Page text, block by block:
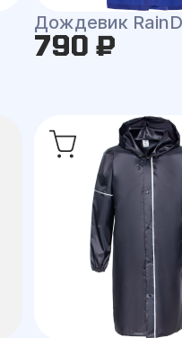
Дождевик
790 ₽